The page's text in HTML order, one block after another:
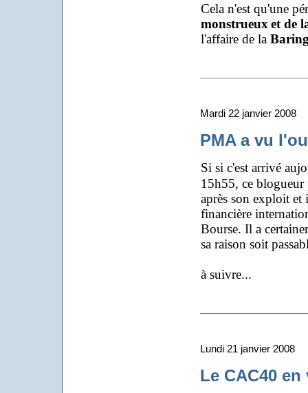
Cela n'est qu'une
monstrueux et de
l'affaire de la
Mardi 22 janvier 2008
PMA a vu
Si si c'est arrivé
15h55, ce blogueur
après son exploit et
financière
Bourse. Il a
sa raison soit
à suivre...
Lundi 21 janvier 2008
Le CAC40 en